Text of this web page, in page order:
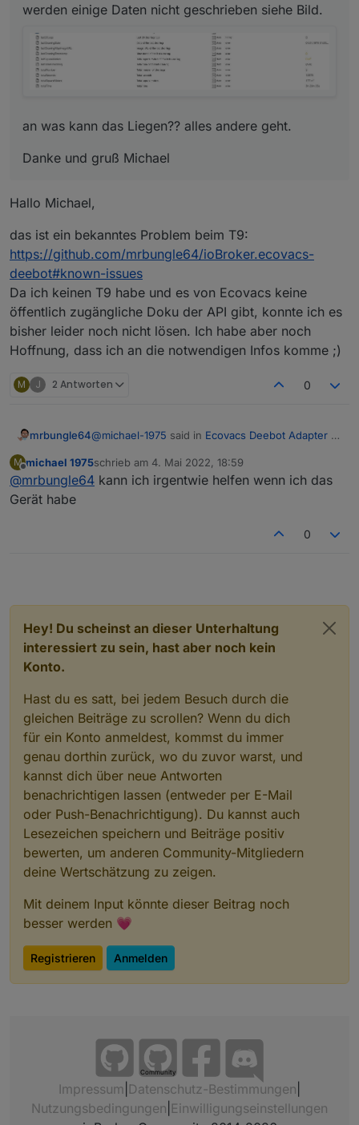
werden einige Daten nicht geschrieben siehe Bild.
an was kann das Liegen?? alles andere geht.
Danke und gruß Michael
Hallo Michael,
das ist ein bekanntes Problem beim T9:
https://github.com/mrbungle64/ioBroker.ecovacs-
deebot#known-issues
Da ich keinen T9 habe und es von Ecovacs keine
öffentlich zugängliche Doku der API gibt, konnte ich es
bisher leider noch nicht lösen. Ich habe aber noch
Hoffnung, dass ich an die notwendigen Infos komme ;)
M J 2 Antworten 0
mrbungle64@michael-1975 said in Ecovacs Deebot Adapter -
Hallo Leute ich habe eine Frage
an was kann das Liegen?? alles andere geht.
Danke und gruß Michael
das ist ein bekanntes Problem beim T9:
aber noch Hoffnung, dass ich an die notwendigen
Infos komme ;)
M
Offline
michael 1975schrieb am 4. Mai 2022, 18:59
zuletzt editiert von
@mrbungle64 kann ich irgentwie helfen wenn ich das
Gerät habe
0
Hey! Du scheinst an dieser Unterhaltung
interessiert zu sein, hast aber noch kein
Konto.
Hast du es satt, bei jedem Besuch durch die
gleichen Beiträge zu scrollen? Wenn du dich
für ein Konto anmeldest, kommst du immer
genau dorthin zurück, wo du zuvor warst, und
kannst dich über neue Antworten
benachrichtigen lassen (entweder per E-Mail
oder Push-Benachrichtigung). Du kannst auch
Lesezeichen speichern und Beiträge positiv
bewerten, um anderen Community-Mitgliedern
deine Wertschätzung zu zeigen.
Mit deinem Input könnte dieser Beitrag noch
besser werden 💗
Registrieren Anmelden
Community
Impressum Datenschutz-Bestimmungen
Nutzungsbedingungen Einwilligungseinstellungen